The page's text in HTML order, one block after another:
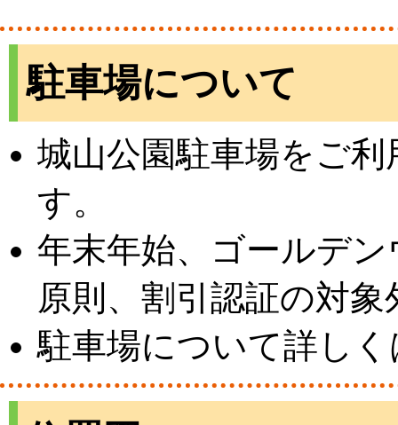
駐車場について
城山公園駐車場をご
す。
年末年始、ゴールデ
原則、割引認証の対
駐車場について詳し